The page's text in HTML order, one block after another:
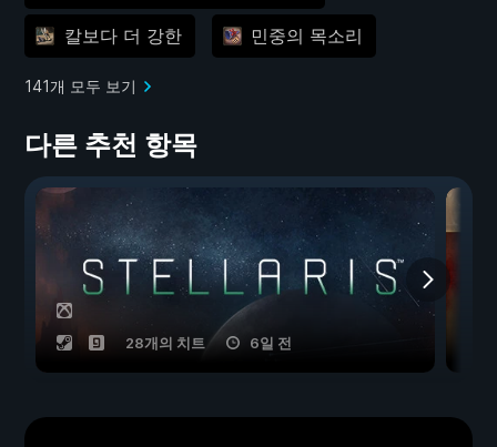
칼보다 더 강한 민중의 목소리
141개 모두 보기
다른 추천 항목
28개의 치트 6일 전